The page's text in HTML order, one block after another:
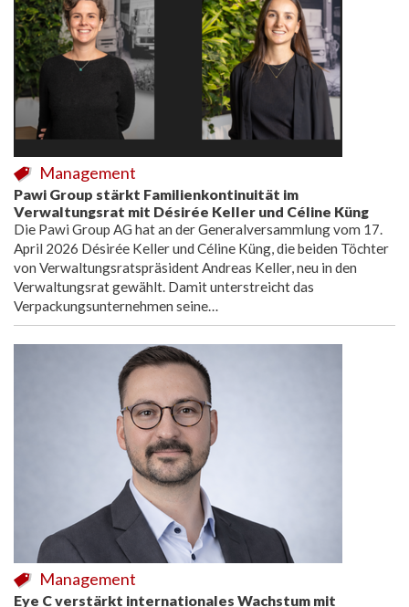
Pawi Group stärkt Familienkontinuität im
Verwaltungsrat mit Désirée Keller und Céline Küng
Management
Die Pawi Group AG hat an der Generalversammlung vom 17.
April 2026 Désirée Keller und Céline Küng, die beiden Töchter
von Verwaltungsratspräsident Andreas Keller, neu in den
Verwaltungsrat gewählt. Damit unterstreicht das
Verpackungsunternehmen seine…
Eye C verstärkt internationales Wachstum mit
Management